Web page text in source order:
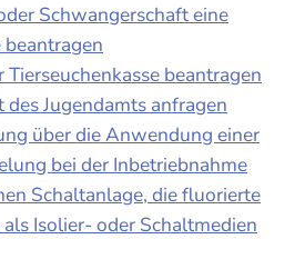
Schwangerschaft eine
Tierseuchenkasse beantragen
Jugendamts anfragen
über die Anwendung einer
bei der Inbetriebnahme
Schaltanlage, die fluorierte
Isolier- oder Schaltmedien